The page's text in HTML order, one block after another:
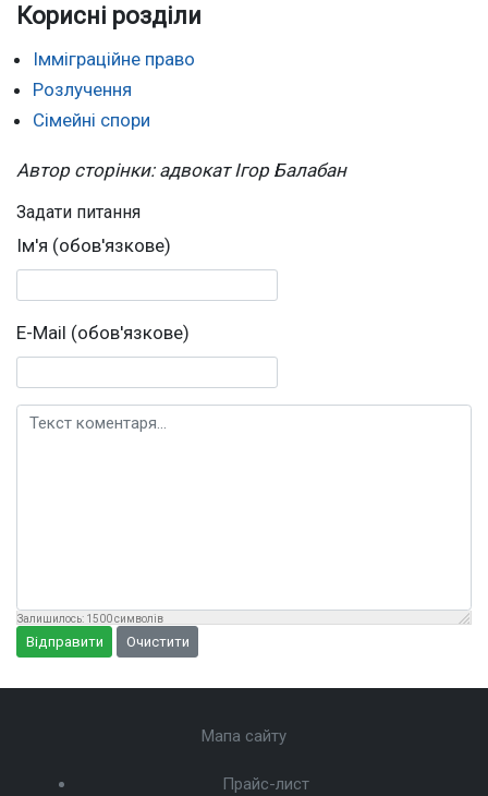
Корисні розділи
Імміграційне право
Розлучення
Сімейні спори
Автор сторінки: адвокат Ігор Балабан
Задати питання
Ім'я (обов'язкове)
E-Mail (обов'язкове)
Текст коментаря
Залишилось: 1500символів
Відправити Очистити
Прайс-лист
Мапа сайту